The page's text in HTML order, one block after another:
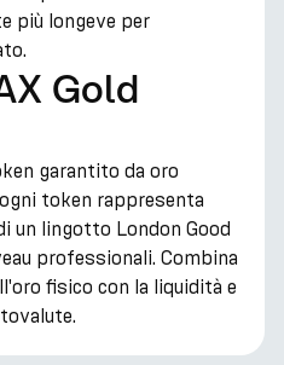
più longeve per
Gold
garantito da oro
token rappresenta
un lingotto London Good
professionali. Combina
fisico con la liquidità e